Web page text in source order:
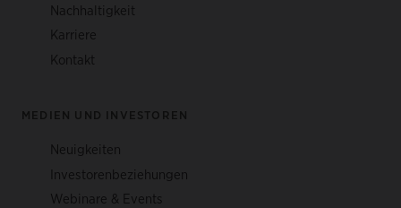
Nachhaltigkeit
Karriere
Kontakt
MEDIEN UND INVESTOREN
Neuigkeiten
Investorenbeziehungen
Webinare & Events